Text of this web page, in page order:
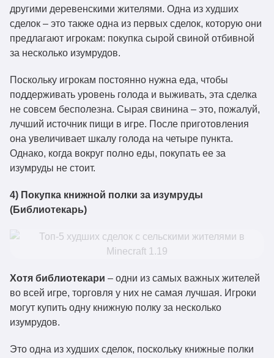
другими деревенскими жителями. Одна из худших
сделок – это также одна из первых сделок, которую они
предлагают игрокам: покупка сырой свиной отбивной
за несколько изумрудов.
Поскольку игрокам постоянно нужна еда, чтобы
поддерживать уровень голода и выживать, эта сделка
не совсем бесполезна. Сырая свинина – это, пожалуй,
лучший источник пищи в игре. После приготовления
она увеличивает шкалу голода на четыре пункта.
Однако, когда вокруг полно еды, покупать ее за
изумруды не стоит.
4) Покупка книжной полки за изумруды
(Библиотекарь)
Хотя библиотекари – одни из самых важных жителей
во всей игре, торговля у них не самая лучшая. Игроки
могут купить одну книжную полку за несколько
изумрудов.
Это одна из худших сделок, поскольку книжные полки